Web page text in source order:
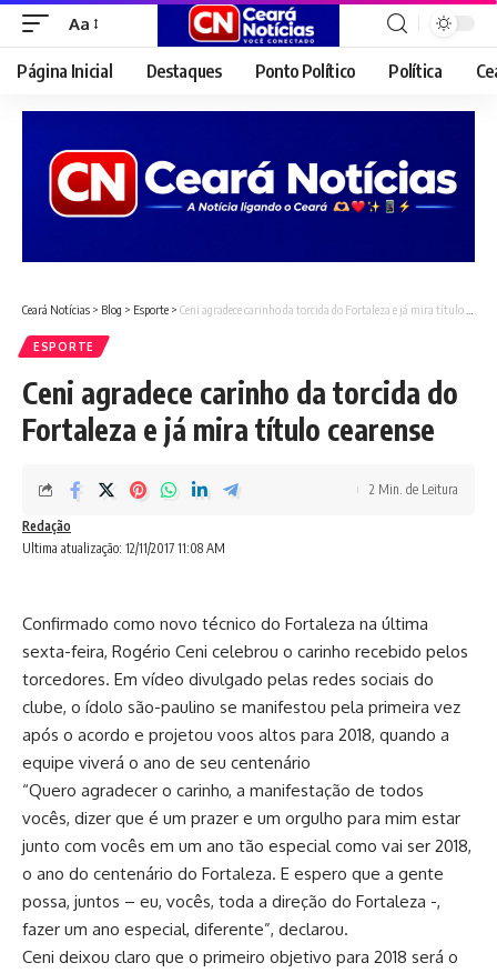
Font
Resizer
Aa
Página Inicial Destaques Ponto Político Política
Ceará Notícias > Blog > Esporte > Ceni agradece carinho da torcida do Fortaleza e já mira título cearense
ESPORTE
Ceni agradece carinho da torcida do
Fortaleza e já mira título cearense
Ultima atualização: 12/11/2017 11:08 AM
Redação
2 Min. de Leitura
Confirmado como novo técnico do Fortaleza na última
sexta-feira, Rogério Ceni celebrou o carinho recebido pelos
torcedores. Em vídeo divulgado pelas redes sociais do
clube, o ídolo são-paulino se manifestou pela primeira vez
após o acordo e projetou voos altos para 2018, quando a
equipe viverá o ano de seu centenário
“Quero agradecer o carinho, a manifestação de todos
vocês, dizer que é um prazer e um orgulho para mim estar
junto com vocês em um ano tão especial como vai ser 2018,
o ano do centenário do Fortaleza. E espero que a gente
possa, juntos – eu, vocês, toda a direção do Fortaleza -,
fazer um ano especial, diferente”, declarou.
Ceni deixou claro que o primeiro objetivo para 2018 será o